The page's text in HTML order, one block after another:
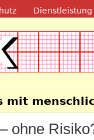
Direkt zum Inhalt
Dienstleistung
mit
ohne